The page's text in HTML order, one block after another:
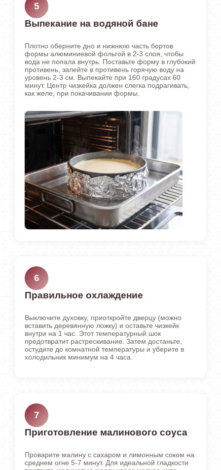
5
Выпекание на водяной бане
Плотно оберните дно и нижнюю часть бортов
формы алюминиевой фольгой в 2-3 слоя, чтобы
вода не попала внутрь. Поставьте форму в глубокий
противень, залейте в противень горячую воду на
уровень 2-3 см. Выпекайте при 160 градусах 60
минут. Центр чизкейка должен слегка подрагивать,
как желе, при покачивании формы.
6
Правильное охлаждение
Выключите духовку, приоткройте дверцу (можно
вставить деревянную ложку) и оставьте чизкейк
внутри на 1 час. Этот температурный шок
предотвратит растрескивание. Затем достаньте,
остудите до комнатной температуры и уберите в
холодильник минимум на 4 часа.
7
Приготовление малинового соуса
Проварите малину с сахаром и лимонным соком на
среднем огне 5-7 минут. Для идеальной гладкости